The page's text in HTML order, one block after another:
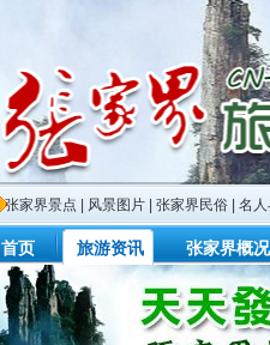
张家界景点 风景图片 张家界民俗 名
首页 旅游资讯 张家界概况